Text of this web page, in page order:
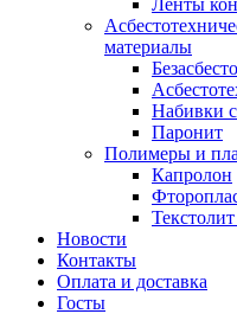
Ленты
материалы
Набивки
Паронит
Полимеры и
Капролон
Новости
Контакты
Оплата и доставка
Госты